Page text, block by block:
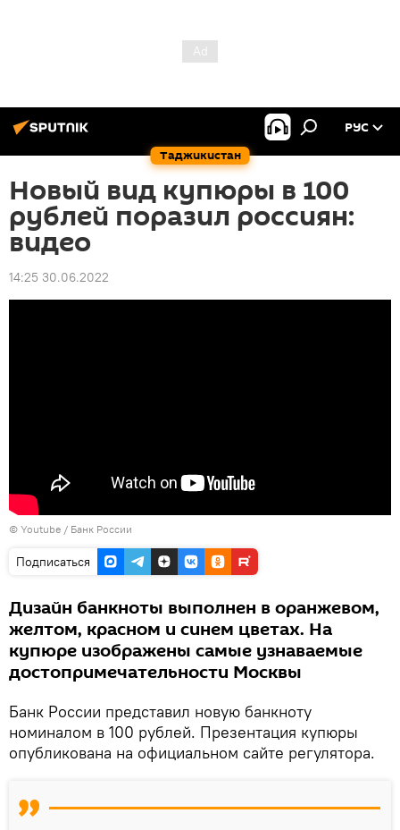
Таджикистан
РУС
Новый вид купюры в 100
рублей поразил россиян:
видео
14:25 30.06.2022
© Youtube / Банк России
Подписаться
Дизайн банкноты выполнен в оранжевом,
желтом, красном и синем цветах. На
купюре изображены самые узнаваемые
достопримечательности Москвы
Банк России представил новую банкноту
номиналом в 100 рублей. Презентация купюры
опубликована на официальном сайте регулятора.